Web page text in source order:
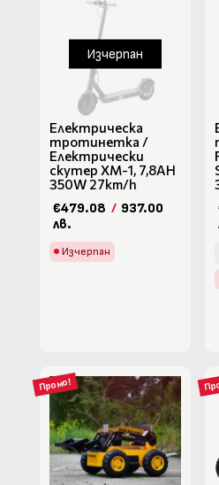
Изчерпан
Електрическа
тротинетка /
Електрически
скутер XM-1, 7,8AH
350W 27km/h
€479.08 / 937.00
лв.
Изчерпан
Промо!